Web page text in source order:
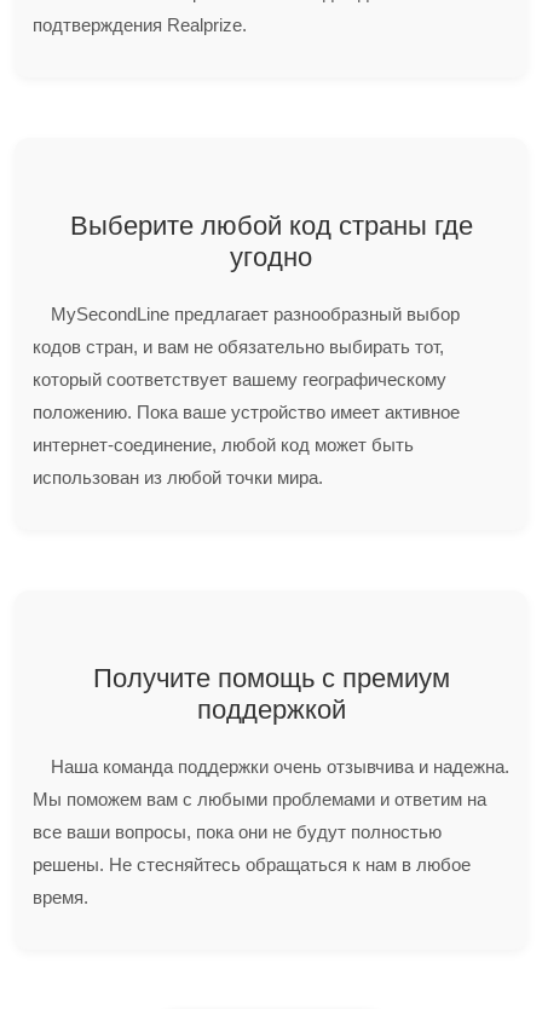
подтверждения Realprize.
Выберите любой код страны где
угодно
MySecondLine предлагает разнообразный выбор
кодов стран, и вам не обязательно выбирать тот,
который соответствует вашему географическому
положению. Пока ваше устройство имеет активное
интернет-соединение, любой код может быть
использован из любой точки мира.
Получите помощь с премиум
поддержкой
Наша команда поддержки очень отзывчива и надежна.
Мы поможем вам с любыми проблемами и ответим на
все ваши вопросы, пока они не будут полностью
решены. Не стесняйтесь обращаться к нам в любое
время.